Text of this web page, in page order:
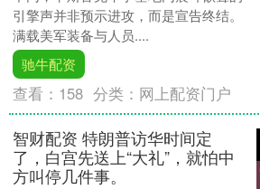
引擎声并非预示进攻，而是宣告终结。
满载美军装备与人员....
驰牛配资
查看： 158 分类： 网上配资门户
智财配资 特朗普访华时间定
了，白宫先送上“大礼”，就怕中
方叫停几件事。